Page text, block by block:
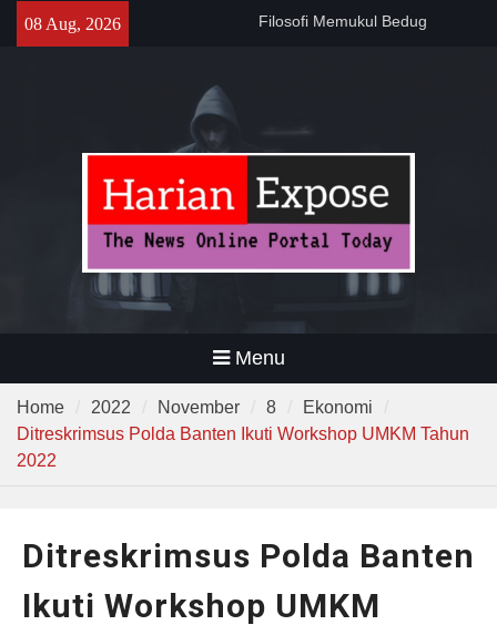
08 Aug, 2026
Filosofi Memukul Bedug
Masyarakat”
Temuan 995 Airsoft Gun dan
Narkoba di Sekolah Kebayoran
Lama, DPR Minta Diusut
Tuntas
Menu
Home 2022 November 8
Ekonomi
Ditreskrimsus Polda Banten Ikuti Workshop UMKM Tahun
2022
Ditreskrimsus Polda Banten
Ikuti Workshop UMKM